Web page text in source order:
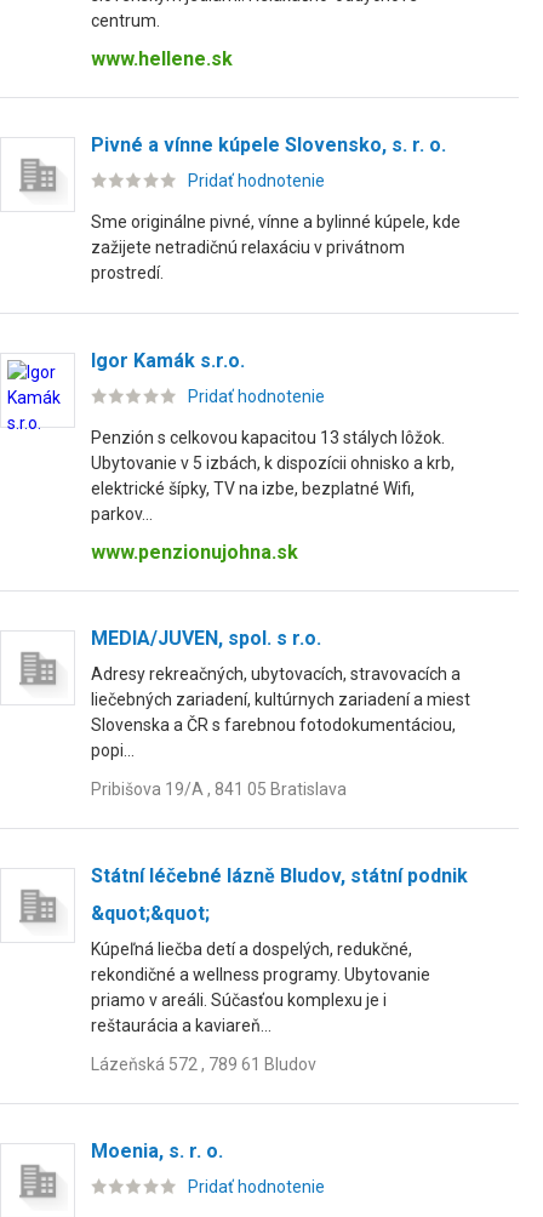
centrum.
www.hellene.sk
Pivné a vínne kúpele Slovensko, s. r. o.
Pridať hodnotenie
Sme originálne pivné, vínne a bylinné kúpele, kde
zažijete netradičnú relaxáciu v privátnom
prostredí.
Igor Kamák s.r.o.
Pridať hodnotenie
Penzión s celkovou kapacitou 13 stálych lôžok.
Ubytovanie v 5 izbách, k dispozícii ohnisko a krb,
elektrické šípky, TV na izbe, bezplatné Wifi,
parkov...
www.penzionujohna.sk
MEDIA/JUVEN, spol. s r.o.
Adresy rekreačných, ubytovacích, stravovacích a
liečebných zariadení, kultúrnych zariadení a miest
Slovenska a ČR s farebnou fotodokumentáciou,
popi...
Pribišova 19/A , 841 05 Bratislava
Státní léčebné lázně Bludov, státní podnik
&quot;&quot;
Kúpeľná liečba detí a dospelých, redukčné,
rekondičné a wellness programy. Ubytovanie
priamo v areáli. Súčasťou komplexu je i
reštaurácia a kaviareň...
Lázeňská 572 , 789 61 Bludov
Moenia, s. r. o.
Pridať hodnotenie